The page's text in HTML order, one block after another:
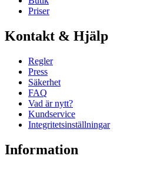
Priser
Kontakt & Hjälp
Regler
Press
Säkerhet
FAQ
Vad är nytt?
Kundservice
Integritetsinställningar
Information